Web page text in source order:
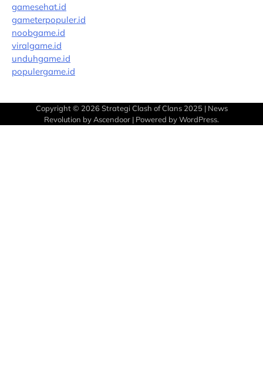
gamesehat.id
gameterpopuler.id
noobgame.id
viralgame.id
unduhgame.id
populergame.id
Copyright © 2026 Strategi Clash of Clans 2025| News
Revolution byAscendoor | Powered byWordPress.